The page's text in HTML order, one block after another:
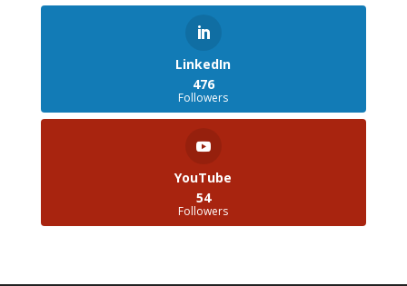
LinkedIn
476
Followers
YouTube
54
Followers